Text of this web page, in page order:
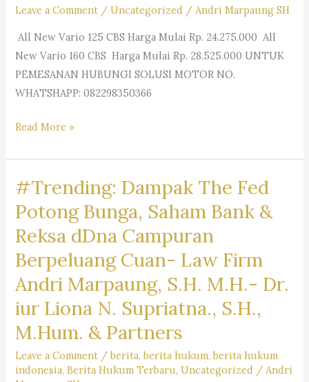
#Cibuntu,
#CigondewahKaler,
#Cigondewah
Kidul,
#Cijerah,
#Cihapit,
#Citarum,
#Tamansari,
#Binong,
#Cibangkong,
#Gumuruh,
#Kacapiring,
#Kebongedang,
#Kebonwaru,
#Maleer,
#Samoja,
Leave a Comment /Uncategorized /Andri Marpaung SH
All New Vario 125 CBS Harga Mulai Rp. 24.275.000 All
New Vario 160 CBS Harga Mulai Rp. 28.525.000 UNTUK
PEMESANAN HUBUNGI SOLUSI MOTOR NO.
WHATSHAPP: 082298350366
MotorRancamanyar,
#BikersRancamanyar,
#MotorCommunityRancamanyar,
#JualBeliMotorRancamanyar,
#MotorDijualRancamanyar,
#RancamanyarMotorClub,
#RancamanyarBikeLife,
#MotorLoversRancamanyar,
#RancamanyarMotorMark,
#MotorBaleendah,
#BaleendahRiders,
#BikersBaleendah,
#MotorCommunityBaleendah,
Read More »
#Trending: Dampak The Fed
Potong Bunga, Saham Bank &
Reksa dDna Campuran
Berpeluang Cuan- Law Firm
Andri Marpaung, S.H. M.H.- Dr.
iur Liona N. Supriatna., S.H.,
M.Hum. & Partners
Leave a Comment /berita,berita hukum,berita hukum
indonesia,Berita Hukum Terbaru,Uncategorized / Andri